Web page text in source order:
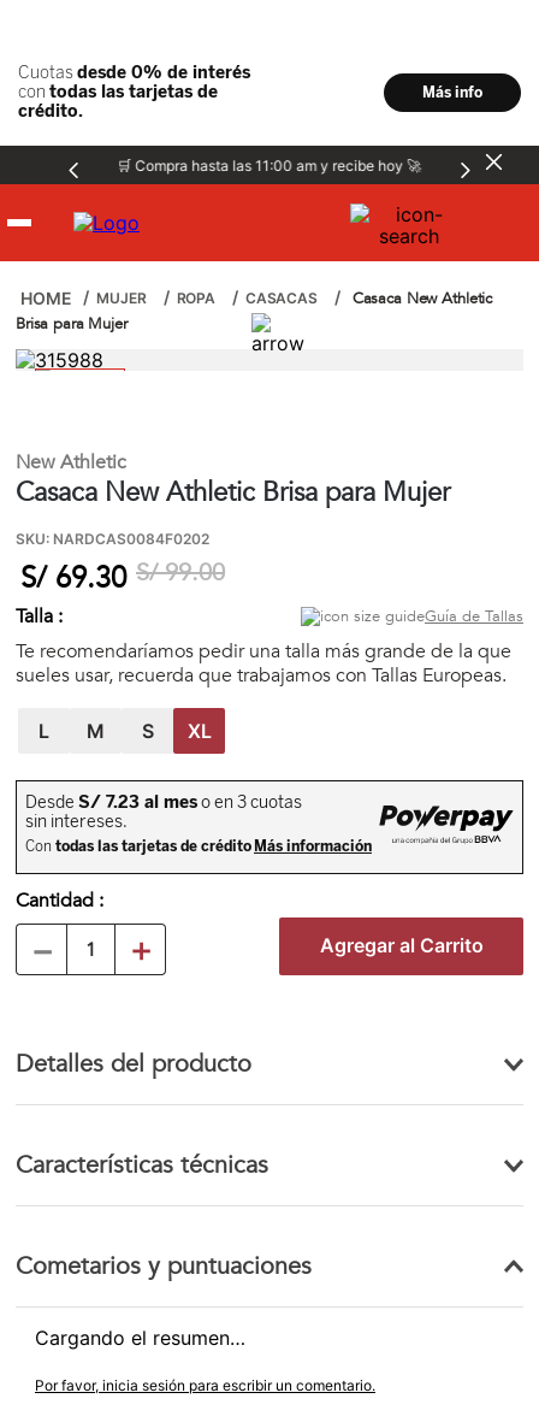
🛒 Compra hasta las 11:00 am y recibe hoy 🚀
Hombre
Mujer
Accesorios
🏃‍♀️🏃‍♂️ Zona del Hincha
👀 Lo Nuevo
🤑 Zona Outlet
Mi cuenta
Favoritos
Tiendas
MUJER ROPA CASACAS
Casaca New Athletic
Brisa para Mujer
New Athletic
Casaca New Athletic Brisa para Mujer
SKU: NARDCAS0084F0202
S/ 99.00
S/ 69.30
Talla : Guía de Tallas
Te recomendaríamos pedir una talla más grande de la que
sueles usar, recuerda que trabajamos con Tallas Europeas.
L M S XL
Cantidad
＋
－ Agregar al Carrito
Detalles del producto
Características técnicas
Cometarios y puntuaciones
Cargando el resumen…
Por favor, inicia sesión para escribir un comentario.